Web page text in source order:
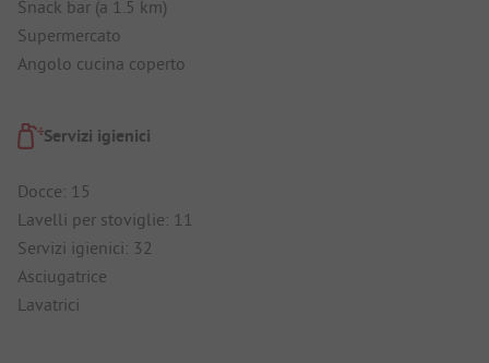
Snack bar (a 1.5 km)
Supermercato
Angolo cucina coperto
Servizi igienici
Docce: 15
Lavelli per stoviglie: 11
Servizi igienici: 32
Asciugatrice
Lavatrici